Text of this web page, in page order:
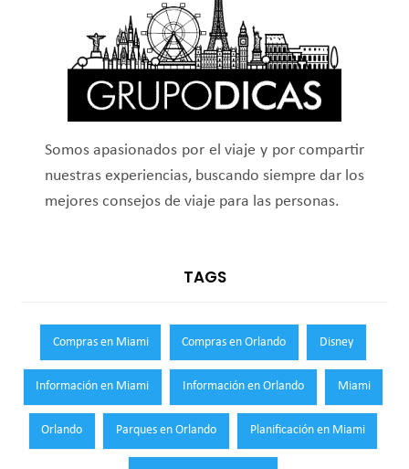
Somos apasionados por el viaje y por compartir
nuestras experiencias, buscando siempre dar los
mejores consejos de viaje para las personas.
TAGS
Compras en Miami Compras en Orlando Disney
Información en Miami Información en Orlando Miami
Orlando Parques en Orlando Planificación en Miami